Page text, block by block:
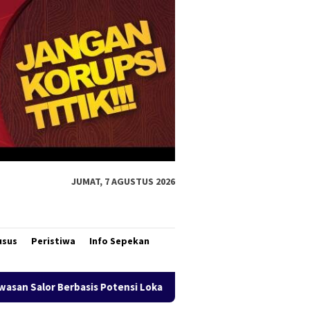
JUMAT, 7 AGUSTUS 2026
Peristiwa Info Sepekan
Bank Mandiri Region XII Hadirkan Livin’ Berbagi